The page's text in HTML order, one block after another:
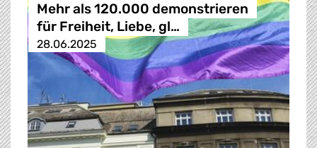
Mehr als 120.000 demonstrieren
für Freiheit, Liebe, gl…
28.06.2025